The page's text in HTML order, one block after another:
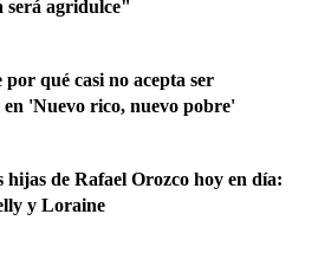
será agridulce"
qué casi no acepta ser
'Nuevo rico, nuevo pobre'
hijas de Rafael Orozco hoy en día:
y Loraine